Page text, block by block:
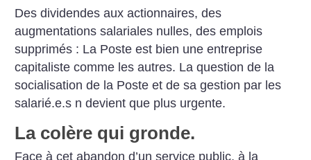
Des dividendes aux actionnaires, des
augmentations salariales nulles, des emplois
supprimés : La Poste est bien une entreprise
capitaliste comme les autres. La question de la
socialisation de la Poste et de sa gestion par les
salarié.e.s n devient que plus urgente.
La colère qui gronde.
Face à cet abandon d’un service public, à la